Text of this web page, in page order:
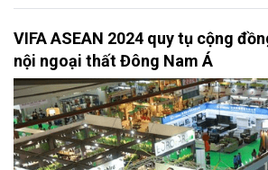
VIFA ASEAN 2024 quy tụ cộng
nội ngoại thất Đông Nam Á